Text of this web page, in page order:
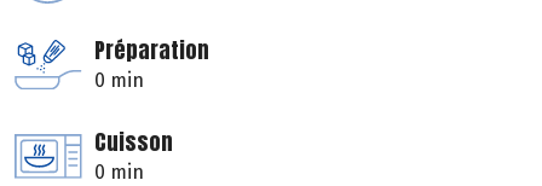
Préparation
0 min
Cuisson
0 min